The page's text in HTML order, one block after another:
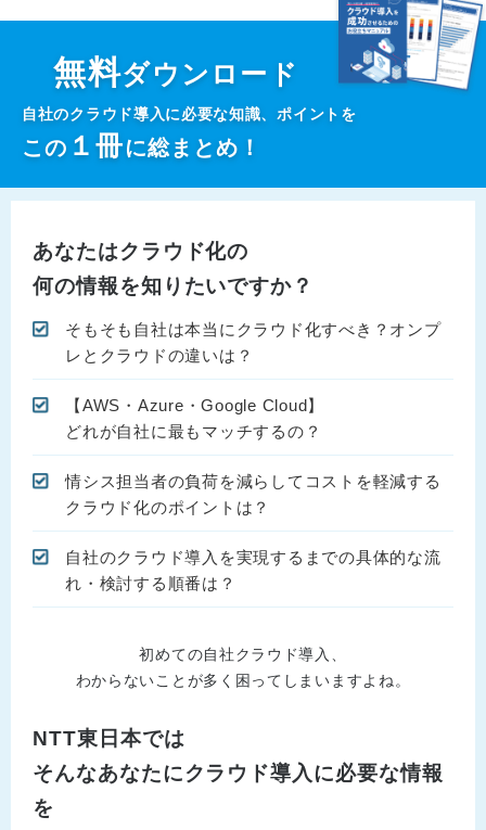
無料ダウンロード
自社のクラウド導入に必要な知識、ポイントを
この １冊に総まとめ！
あなたはクラウド化の
何の情報を知りたいですか？
そもそも自社は本当にクラウド化すべき？オンプ
レとクラウドの違いは？
【AWS・Azure・Google Cloud】
どれが自社に最もマッチするの？
情シス担当者の負荷を減らしてコストを軽減する
クラウド化のポイントは？
自社のクラウド導入を実現するまでの具体的な流
れ・検討する順番は？
初めての自社クラウド導入、
わからないことが多く困ってしまいますよね。
NTT東日本では
そんなあなたにクラウド導入に必要な情報
を